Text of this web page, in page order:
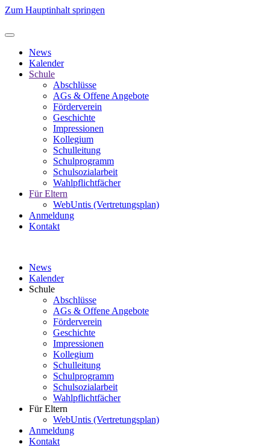
Zum Hauptinhalt springen
News
Kalender
Schule
Abschlüsse
AGs & Offene Angebote
Förderverein
Geschichte
Impressionen
Kollegium
Schulleitung
Schulprogramm
Schulsozialarbeit
Wahlpflichtfächer
Für Eltern
WebUntis (Vertretungsplan)
Anmeldung
Kontakt
News
Kalender
Schule
Abschlüsse
AGs & Offene Angebote
Förderverein
Geschichte
Impressionen
Kollegium
Schulleitung
Schulprogramm
Schulsozialarbeit
Wahlpflichtfächer
Für Eltern
WebUntis (Vertretungsplan)
Anmeldung
Kontakt